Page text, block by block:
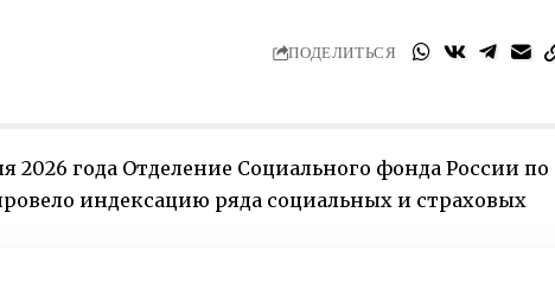
ПОДЕЛИТЬСЯ
2026 года Отделение Социального фонда России по
индексацию ряда социальных и страховых